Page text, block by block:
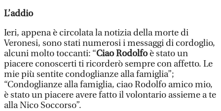
L’addio
Ieri, appena è circolata la notizia della morte di
Veronesi, sono stati numerosi i messaggi di cordoglio,
alcuni molto toccanti: “Ciao Rodolfoè stato un
piacere conoscerti ti ricorderò sempre con affetto. Le
mie più sentite condoglianze alla famiglia”;
“Condoglianze alla famiglia, ciao Rodolfo amico mio,
è stato un piacere avere fatto il volontario assieme a te
alla Nico Soccorso”.